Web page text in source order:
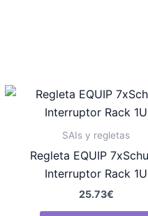
SAIs y regletas
Regleta EQUIP
Interruptor Rack 1U
25.73€